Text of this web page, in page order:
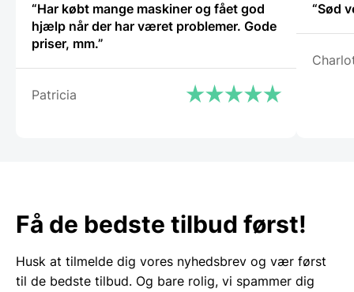
“Har købt mange maskiner og fået god
hjælp når der har været problemer. Gode
priser, mm.”
Patricia
“Sød
Få de bedste tilbud først!
Husk at tilmelde dig vores nyhedsbrev og vær først
til de bedste tilbud. Og bare rolig, vi spammer dig